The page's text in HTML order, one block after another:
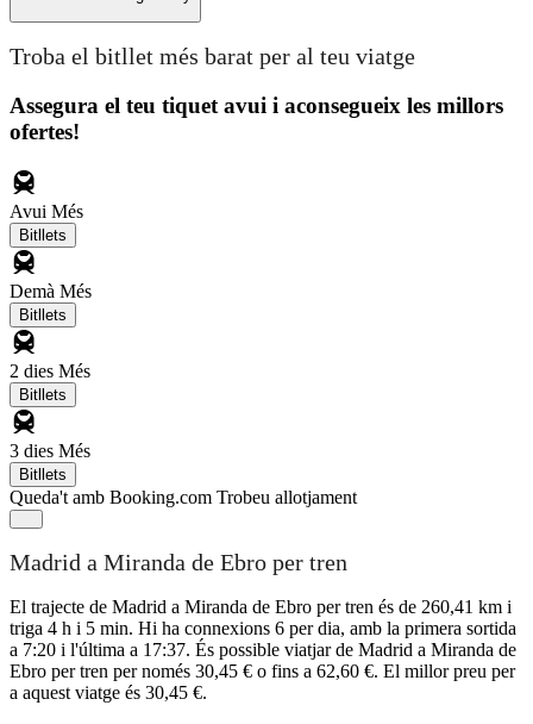
Troba el bitllet més barat per al teu viatge
Assegura el teu tiquet avui i aconsegueix les millors
ofertes!
Avui Més
Bitllets
Demà Més
Bitllets
2 dies Més
Bitllets
3 dies Més
Bitllets
Queda't amb Booking.com Trobeu allotjament
Madrid a Miranda de Ebro per tren
El trajecte de Madrid a Miranda de Ebro per tren és de 260,41 km i
triga 4 h i 5 min. Hi ha connexions 6 per dia, amb la primera sortida
a 7:20 i l'última a 17:37. És possible viatjar de Madrid a Miranda de
Ebro per tren per només 30,45 € o fins a 62,60 €. El millor preu per
a aquest viatge és 30,45 €.